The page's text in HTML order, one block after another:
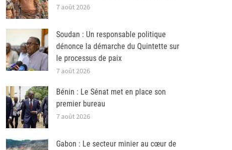
7 août 2026
Soudan : Un responsable politique
dénonce la démarche du Quintette sur
le processus de paix
7 août 2026
Bénin : Le Sénat met en place son
premier bureau
7 août 2026
Gabon : Le secteur minier au cœur de